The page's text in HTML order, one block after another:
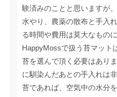
験済みのことと思いますが
水やり、農薬の散布と手入
る時間や費用は莫大なものに
HappyMossで扱う苔マット
苔を選んで頂く必要はあり
に馴染んだあとの手入れは
苔であれば、空気中の水分